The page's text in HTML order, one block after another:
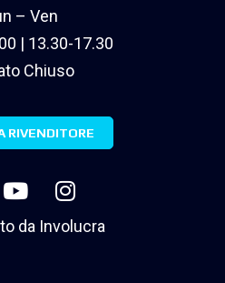
– Ven
| 13.30-17.30
Chiuso
RIVENDITORE
da Involucra